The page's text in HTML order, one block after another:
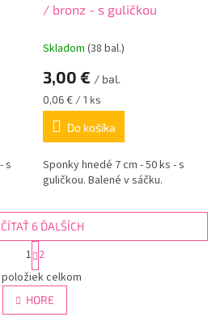
s
/ bronz - s guličkou
Skladom (38 bal.)
3,00 € / bal.
Jednotková
cena:
0,06 € / 1 ks
Do košíka
Sponky hnedé 7 cm - 50 ks - s
guličkou. Balené v sáčku.
O
v
l
á
6 ĎALŠÍCH
S
t
r
á
n
k
1 2
položiek celkom
HORE